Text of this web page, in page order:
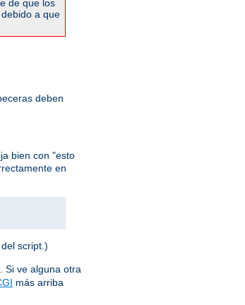
de que los
a que
deben
bien con "esto
en
script.)
Si ve alguna otra
más arriba